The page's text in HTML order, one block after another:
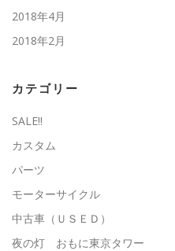
2018年4月
2018年2月
カテゴリー
SALE!!
カスタム
パーツ
モーターサイクル
中古車（ＵＳＥＤ）
夜の灯 おもに東京タワー